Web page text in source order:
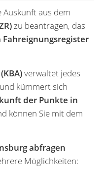
Auskunft aus dem
zu beantragen, das
Fahreignungsregister
verwaltet jedes
kümmert sich
der Punkte in
können Sie mit dem
abfragen
Möglichkeiten: